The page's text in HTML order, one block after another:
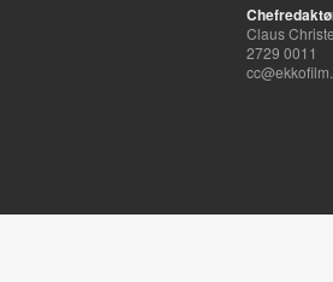
Claus
2729 0011